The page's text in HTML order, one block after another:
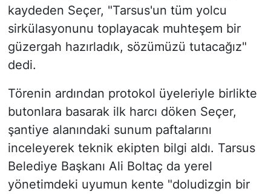
kaydeden Seçer, "Tarsus'un tüm yolcu
sirkülasyonunu toplayacak muhteşem bir
güzergah hazırladık, sözümüzü tutacağız"
dedi.
Törenin ardından protokol üyeleriyle birlikte
butonlara basarak ilk harcı döken Seçer,
şantiye alanındaki sunum paftalarını
inceleyerek teknik ekipten bilgi aldı. Tarsus
Belediye Başkanı Ali Boltaç da yerel
yönetimdeki uyumun kente "doludizgin bir